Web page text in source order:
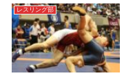
レスリング部